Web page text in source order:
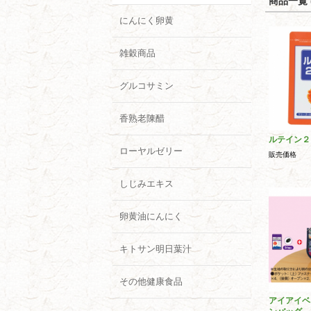
にんにく卵黄
雑穀商品
グルコサミン
香熟老陳醋
ローヤルゼリー
しじみエキス
卵黄油にんにく
キトサン明日葉汁
その他健康食品
ルテイン
販売価格
アイアイ